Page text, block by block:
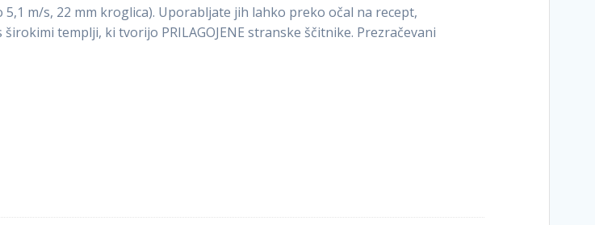
m/s, 22 mm kroglica). Uporabljate jih lahko preko očal na recept,
templji, ki tvorijo PRILAGOJENE stranske ščitnike. Prezračevani